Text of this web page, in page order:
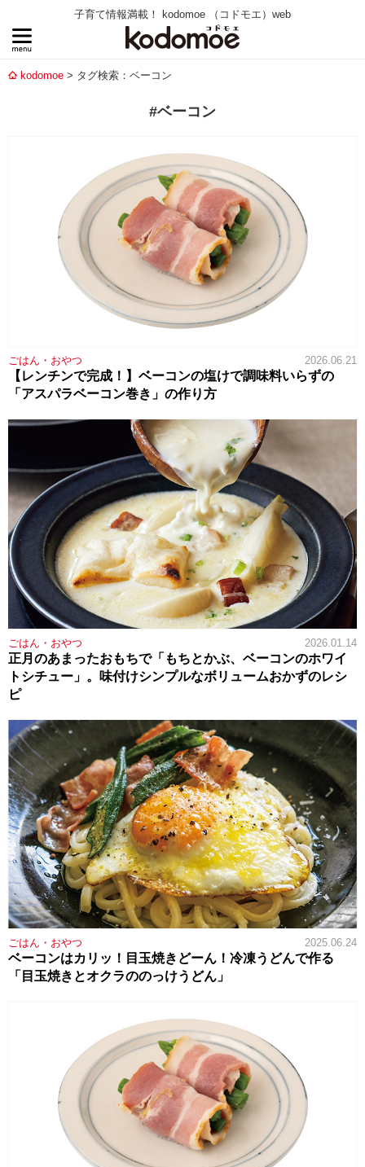
子育て情報満載！ kodomoe （コドモエ）web
kodomoe タグ検索：ベーコン
#ベーコン
ごはん・おやつ 2026.06.21
【レンチンで完成！】ベーコンの塩けで調味料いらずの
「アスパラベーコン巻き」の作り方
ごはん・おやつ 2026.01.14
正月のあまったおもちで「もちとかぶ、ベーコンのホワイ
トシチュー」。味付けシンプルなボリュームおかずのレシ
ピ
ごはん・おやつ 2025.06.24
ベーコンはカリッ！目玉焼きどーん！冷凍うどんで作る
「目玉焼きとオクラののっけうどん」